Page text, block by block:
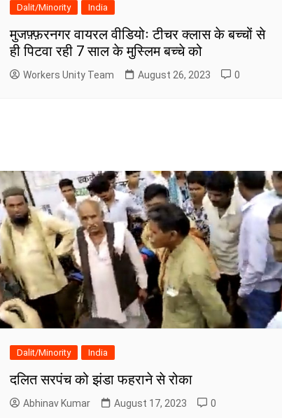
Dalit/Minority India
मुजफ़्फ़रनगर वायरल वीडियोः टीचर क्लास के बच्चों से
ही पिटवा रही 7 साल के मुस्लिम बच्चे को
Workers Unity Team August 26, 2023 0
Dalit/Minority India
दलित सरपंच को झंडा फहराने से रोका
Abhinav Kumar August 17, 2023 0